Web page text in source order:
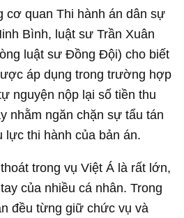
cơ quan Thi hành án dân sự
Bình, luật sư Trần Xuân
luật sư Đồng Đội) cho biết
áp dụng trong trường hợp
nguyện nộp lại số tiền thu
nhằm ngăn chặn sự tẩu tán
lực thi hành của bản án.
trong vụ Việt Á là rất lớn,
của nhiều cá nhân. Trong
đều từng giữ chức vụ và